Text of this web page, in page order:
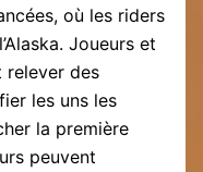
où les riders
Joueurs et
relever des
les uns les
la première
peuvent